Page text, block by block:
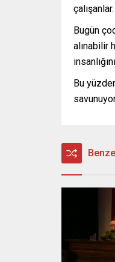
Bugün
alınabilir
Bu